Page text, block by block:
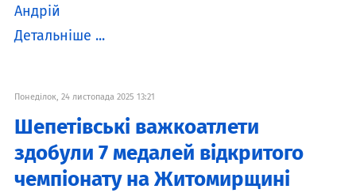
Андрій
Детальніше ...
Понеділок, 24 листопада 2025 13:21
Шепетівські важкоатлети
здобули 7 медалей відкритого
чемпіонату на Житомирщині